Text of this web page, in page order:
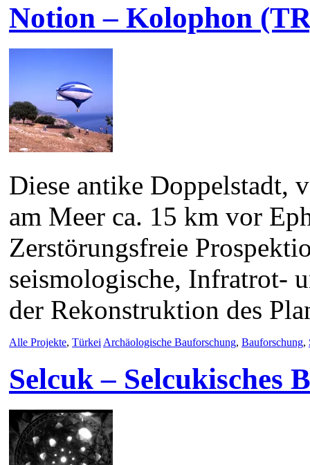
Notion – Kolophon
Diese antike Doppelstadt,
am Meer ca. 15 km vor
Zerstörungsfreie
seismologische, Infratrot-
der Rekonstruktion des
Alle Projekte, Türkei Archäologische Bauforschung, Bauforschung,
Selcuk – Selcukisches